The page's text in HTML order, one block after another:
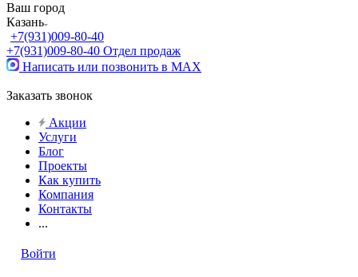
Ваш город
Казань
+7(931)009-80-40
+7(931)009-80-40 Отдел продаж
Написать или позвонить в МАХ
Заказать звонок
Акции
Услуги
Блог
Проекты
Как купить
Компания
Контакты
...
Войти